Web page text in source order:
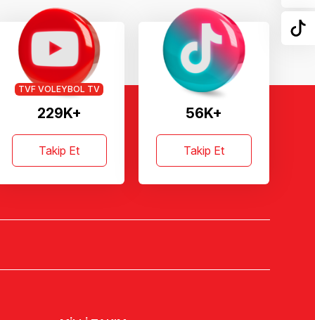
229K+
TVF VOLEYBOL TV
Takip Et
56K+
Takip Et